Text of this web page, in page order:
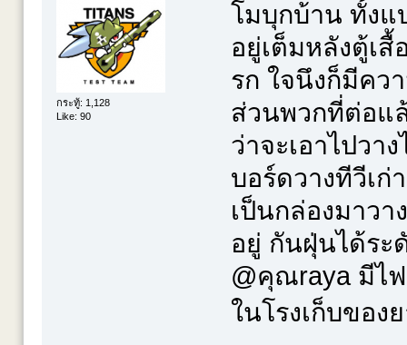
กระทู้: 1,128
Like: 90
โมบุกบ้าน ทั้งแ
อยู่เต็มหลังตู้เ
รก ใจนึงก็มีคว
ส่วนพวกที่ต่อแ
ว่าจะเอาไปวา
บอร์ดวางทีวีเ
เป็นกล่องมาวา
อยู่ กันฝุ่นได้ระ
@คุณraya มีไ
ในโรงเก็บขอ